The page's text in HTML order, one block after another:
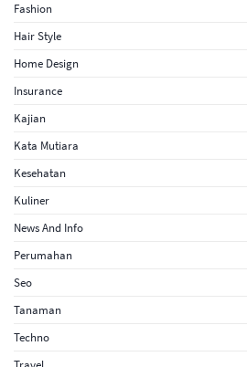
Fashion
Hair Style
Home Design
Insurance
Kajian
Kata Mutiara
Kesehatan
Kuliner
News And Info
Perumahan
Seo
Tanaman
Techno